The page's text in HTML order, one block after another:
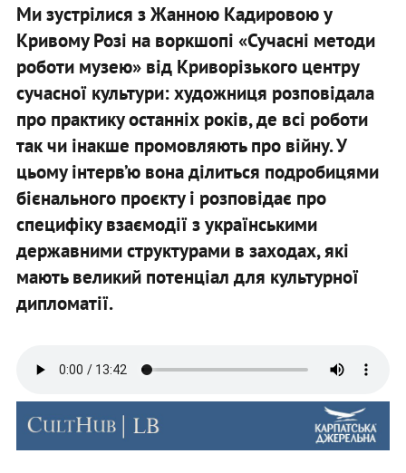
Ми зустрілися з Жанною Кадировою у
Кривому Розі на воркшопі «Сучасні методи
роботи музею» від Криворізького центру
сучасної культури: художниця розповідала
про практику останніх років, де всі роботи
так чи інакше промовляють про війну. У
цьому інтерв’ю вона ділиться подробицями
бієнального проєкту і розповідає про
специфіку взаємодії з українськими
державними структурами в заходах, які
мають великий потенціал для культурної
дипломатії.